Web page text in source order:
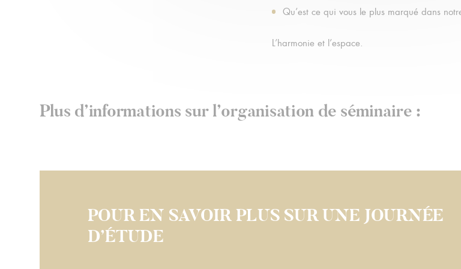
Qu’est ce qui vous le plus marqué dans
L’harmonie et l’espace.
Plus d’informations sur l’organisation de séminaire :
POUR EN SAVOIR PLUS SUR UNE JOURNÉE
D’ÉTUDE